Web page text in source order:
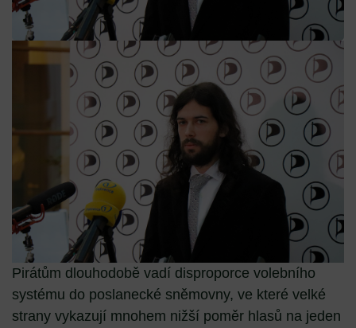
Pirátům dlouhodobě vadí disproporce volebního
systému do poslanecké sněmovny, ve které velké
strany vykazují mnohem nižší poměr hlasů na jeden